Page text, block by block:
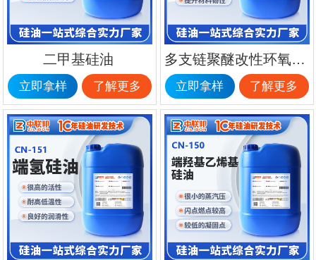
二甲基硅油
立即拿样 了解更多
多支链聚醚改性环氧硅油
立即拿样 了解更多